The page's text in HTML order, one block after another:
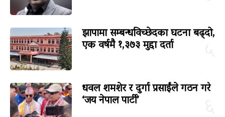
झापामा सम्बन्धविच्छेदका घटना बढ्दो,
एक वर्षमै १,३७३ मुद्दा दर्ता
धवल शमशेर र दुर्गा प्रसाईंले गठन गरे
‘जय नेपाल पार्टी’